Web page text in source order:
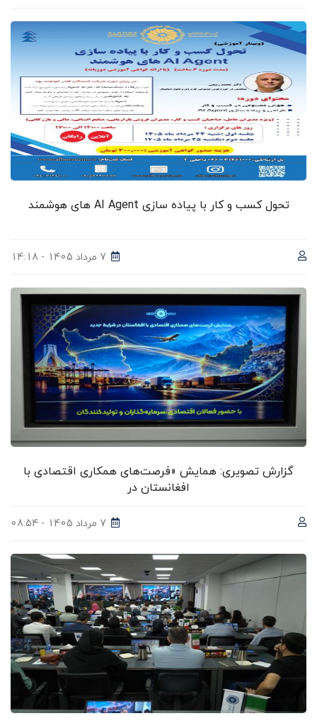
تحول کسب و کار با پیاده سازی AI Agent های هوشمند
7 مرداد 1405 - 14:18
گزارش تصویری: همایش «فرصت‌های همکاری اقتصادی با
افغانستان در
7 مرداد 1405 - 08:54